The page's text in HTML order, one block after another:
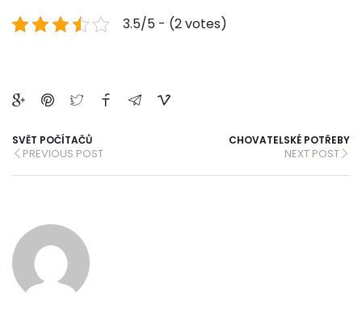
3.5/5 - (2 votes)
SVĚT POČÍTAČŮ
PREVIOUS POST
CHOVATELSKÉ POTŘEBY
NEXT POST